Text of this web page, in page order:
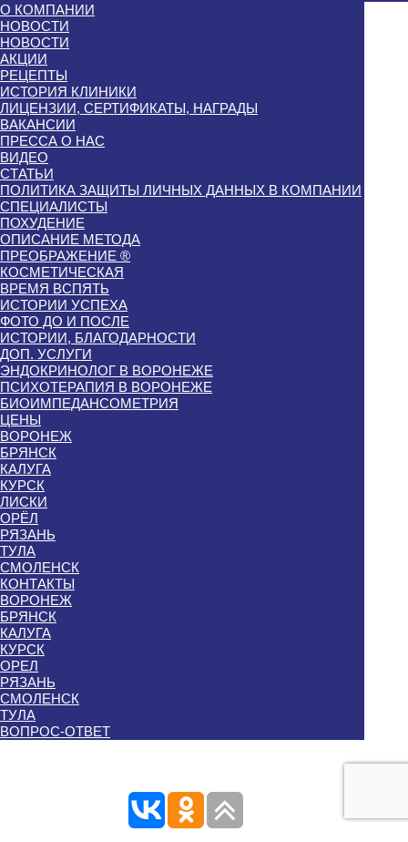
О КОМПАНИИ
НОВОСТИ
НОВОСТИ
АКЦИИ
РЕЦЕПТЫ
ИСТОРИЯ КЛИНИКИ
ЛИЦЕНЗИИ, СЕРТИФИКАТЫ, НАГРАДЫ
ВАКАНСИИ
ПРЕССА О НАС
ВИДЕО
СТАТЬИ
ПОЛИТИКА ЗАЩИТЫ ЛИЧНЫХ ДАННЫХ В КОМПАНИИ
СПЕЦИАЛИСТЫ
ПОХУДЕНИЕ
ОПИСАНИЕ МЕТОДА
ПРЕОБРАЖЕНИЕ ®
КОСМЕТИЧЕСКАЯ
ВРЕМЯ ВСПЯТЬ
ИСТОРИИ УСПЕХА
ФОТО ДО И ПОСЛЕ
ИСТОРИИ, БЛАГОДАРНОСТИ
ДОП. УСЛУГИ
ЭНДОКРИНОЛОГ В ВОРОНЕЖЕ
ПСИХОТЕРАПИЯ В ВОРОНЕЖЕ
БИОИМПЕДАНСОМЕТРИЯ
ЦЕНЫ
ВОРОНЕЖ
БРЯНСК
КАЛУГА
КУРСК
ЛИСКИ
ОРЁЛ
РЯЗАНЬ
ТУЛА
СМОЛЕНСК
КОНТАКТЫ
ВОРОНЕЖ
БРЯНСК
КАЛУГА
КУРСК
ОРЕЛ
РЯЗАНЬ
СМОЛЕНСК
ТУЛА
ВОПРОС-ОТВЕТ